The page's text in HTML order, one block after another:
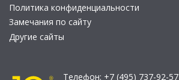
Политика конфиденциальности
Замечания по сайту
Другие сайты
Телефон: +7 (495) 737-92-57